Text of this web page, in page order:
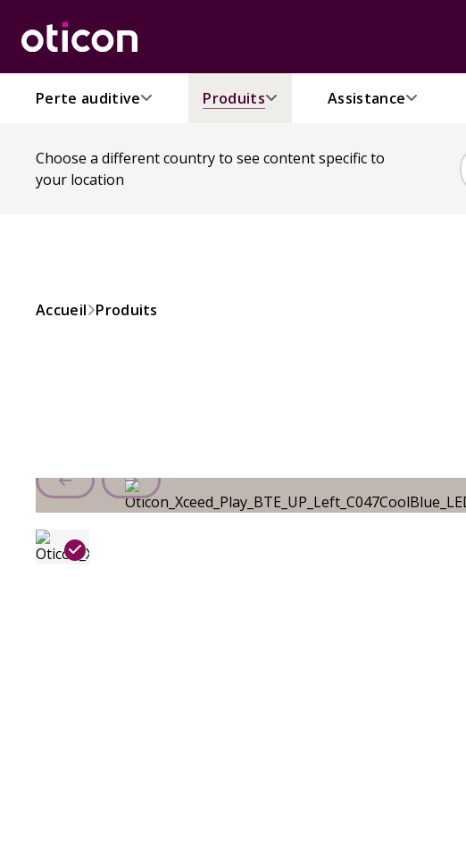
Perte auditive Produits Assistance
Choose a different country to see content specific to
your location
Accueil Produits